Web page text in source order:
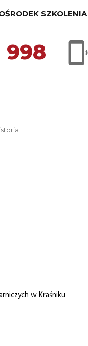
998
SZKOLENIA
w Kraśniku